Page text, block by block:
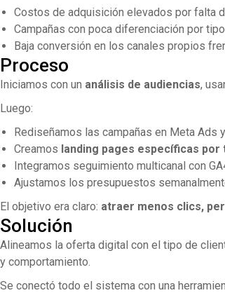
Costos de adquisición elevados por falta
Campañas con poca diferenciación por
Baja conversión en los canales propios
Proceso
Iniciamos con un análisis de audiencias,
Luego:
Rediseñamos las campañas en Meta Ads
Creamos landing pages específicas por
Integramos seguimiento multicanal con
Ajustamos los presupuestos
El objetivo era claro: atraer menos clics,
Solución
Alineamos la oferta digital con el tipo de
y comportamiento.
Se conectó todo el sistema con una